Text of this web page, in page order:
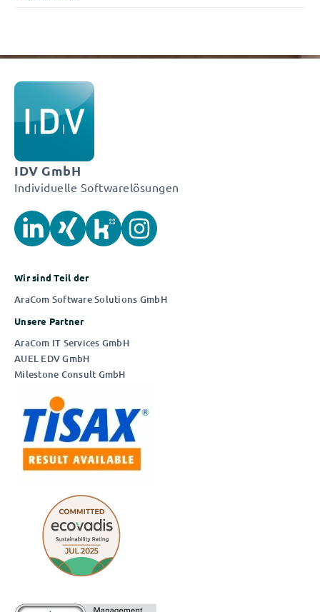
AUSZUG AUS UNSEREN News
IDV GmbH
Individuelle Softwarelösungen
Wir sind Teil der
AraCom Software Solutions GmbH
Unsere Partner
AraCom IT Services GmbH
AUEL EDV GmbH
Milestone Consult GmbH